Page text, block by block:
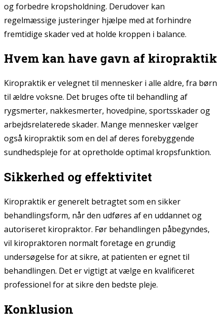
og forbedre kropsholdning. Derudover kan
regelmæssige justeringer hjælpe med at forhindre
fremtidige skader ved at holde kroppen i balance.
Hvem kan have gavn af kiropraktik
Kiropraktik er velegnet til mennesker i alle aldre, fra børn
til ældre voksne. Det bruges ofte til behandling af
rygsmerter, nakkesmerter, hovedpine, sportsskader og
arbejdsrelaterede skader. Mange mennesker vælger
også kiropraktik som en del af deres forebyggende
sundhedspleje for at opretholde optimal kropsfunktion.
Sikkerhed og effektivitet
Kiropraktik er generelt betragtet som en sikker
behandlingsform, når den udføres af en uddannet og
autoriseret kiropraktor. Før behandlingen påbegyndes,
vil kiropraktoren normalt foretage en grundig
undersøgelse for at sikre, at patienten er egnet til
behandlingen. Det er vigtigt at vælge en kvalificeret
professionel for at sikre den bedste pleje.
Konklusion